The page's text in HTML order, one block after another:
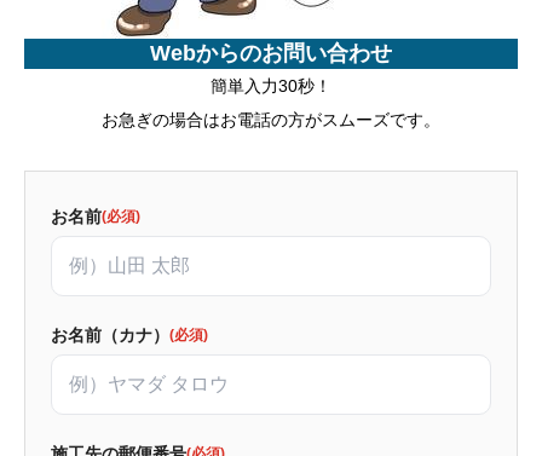
Webからのお問い合わせ
簡単入力30秒！
お急ぎの場合はお電話の方がスムーズです。
お名前(必須)
お名前（カナ） (必須)